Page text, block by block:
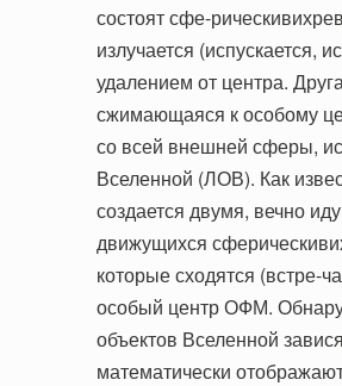
состоят сфе-
излучается (испускается,
удалением от центра.
сжимающаяся к особому
со всей внешней сферы,
Вселенной (ЛОВ). Как
создается двумя, вечно
движущихся
которые сходятся (встре-
особый центр ОФМ.
объектов Вселенной
математически